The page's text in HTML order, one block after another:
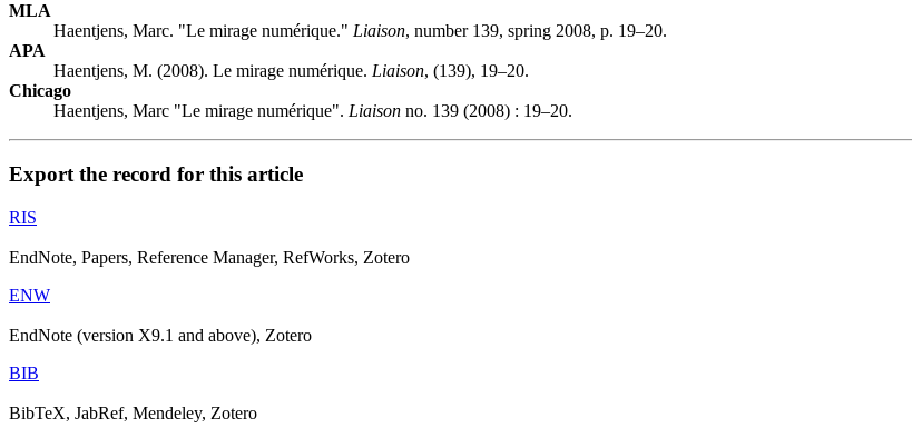
MLA
Haentjens, Marc. "Le mirage numérique." Liaison, number 139, spring 2008, p. 19–20.
APA
Haentjens, M. (2008). Le mirage numérique. Liaison, (139), 19–20.
Chicago
Haentjens, Marc "Le mirage numérique". Liaison no. 139 (2008) : 19–20.
Export the record for this article
RIS
EndNote, Papers, Reference Manager, RefWorks, Zotero
ENW
EndNote (version X9.1 and above), Zotero
BIB
BibTeX, JabRef, Mendeley, Zotero